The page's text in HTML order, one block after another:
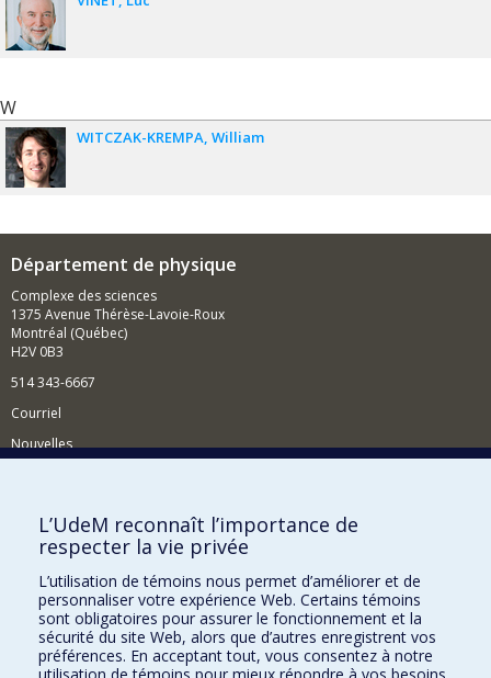
W
WITCZAK-KREMPA William
Département de physique
Complexe des sciences
1375 Avenue Thérèse-Lavoie-Roux
Montréal (Québec)
H2V 0B3
514 343-6667
Courriel
Nouvelles
Comment soutenir le Département?
BESOIN D'AIDE?
Plan du site
Signaler une erreur
Accessibilité
L’UdeM reconnaît l’importance de
respecter la vie privée
L’utilisation de témoins nous permet d’améliorer et de
personnaliser votre expérience Web. Certains témoins
sont obligatoires pour assurer le fonctionnement et la
sécurité du site Web, alors que d’autres enregistrent vos
préférences. En acceptant tout, vous consentez à notre
utilisation de témoins pour mieux répondre à vos besoins.